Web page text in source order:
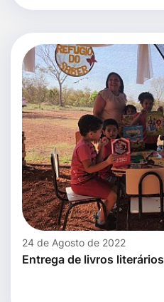
24 de Agosto de 2022
Entrega de livros literários